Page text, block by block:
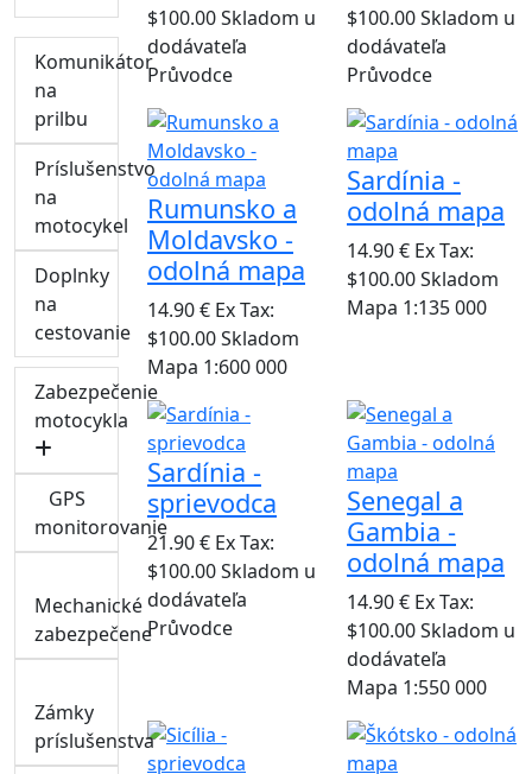
Komunikátor
na
prilbu
Príslušenstvo
na
motocykel
Doplnky
na
cestovanie
Zabezpečenie
motocykla
GPS
monitorovanie
Mechanické
zabezpečene
Zámky
príslušenstva
$100.00Skladom u
dodávateľa
Průvodce
$100.00Skladom u
dodávateľa
Průvodce
Rumunsko a
Moldavsko -
odolná mapa
14.90 € Ex Tax:
$100.00Skladom
Mapa 1:600 000
Sardínia -
odolná mapa
14.90 € Ex Tax:
$100.00Skladom
Mapa 1:135 000
Sardínia -
sprievodca
21.90 € Ex Tax:
$100.00Skladom u
dodávateľa
Průvodce
Senegal a
Gambia -
odolná mapa
14.90 € Ex Tax:
$100.00Skladom u
dodávateľa
Mapa 1:550 000